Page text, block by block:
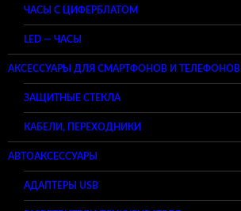
ЧАСЫ С ЦИФЕРБЛАТОМ
LED — ЧАСЫ
АКСЕССУАРЫ ДЛЯ СМАРТФОНОВ И ТЕЛЕФОНОВ
ЗАЩИТНЫЕ СТЕКЛА
КАБЕЛИ, ПЕРЕХОДНИКИ
АВТОАКСЕССУАРЫ
АДАПТЕРЫ USB